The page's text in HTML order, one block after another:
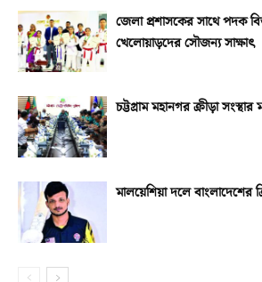
জেলা প্রশাসকের সাথে পদক
খেলোয়াড়দের সৌজন্য সাক্ষাৎ
চট্টগ্রাম মহানগর ক্রীড়া
মালয়েশিয়া দলে বাংলাদেশের